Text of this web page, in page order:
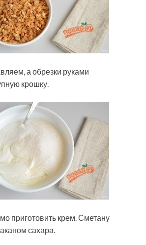
а обрезки руками
крошку.
приготовить крем. Сметану
сахара.